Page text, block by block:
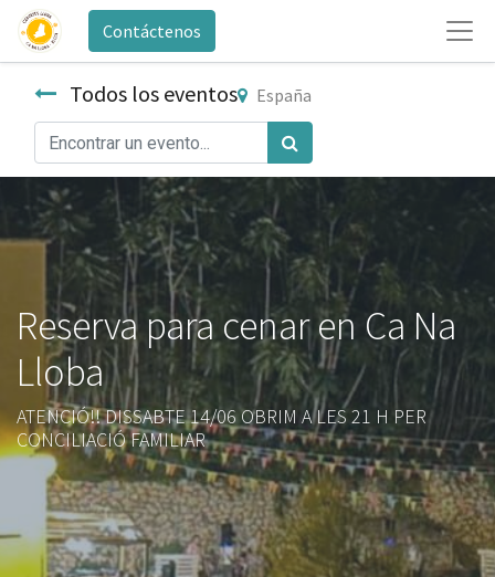
Contáctenos
Todos los eventos España
Reserva para cenar en Ca Na
Lloba
ATENCIÓ!! DISSABTE 14/06 OBRIM A LES 21 H PER
CONCILIACIÓ FAMILIAR